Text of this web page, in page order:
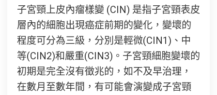
子宮頸上皮內瘤樣變 (CIN) 是指子宮頸表皮
層內的細胞出現癌症前期的變化，變壞的
程度可分為三級，分別是輕微(CIN1)、中
等(CIN2)和嚴重(CIN3)。子宮頸細胞變壞的
初期是完全沒有徵兆的，如不及早治理，
在數月至數年間，有可能會演變成子宮頸